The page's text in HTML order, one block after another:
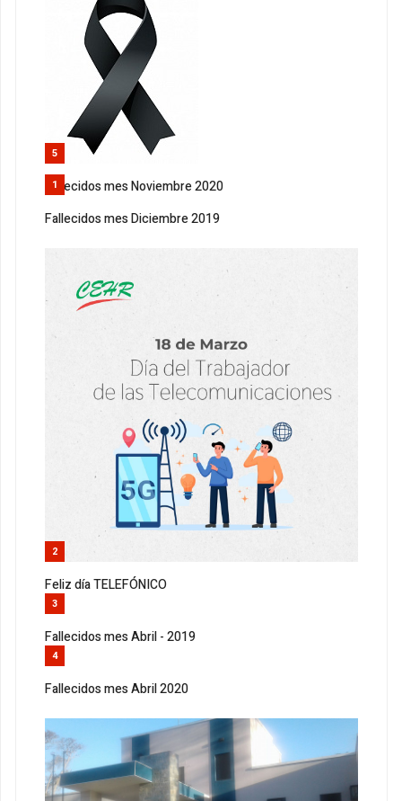
5
Fallecidos mes Noviembre 2020
1
Fallecidos mes Diciembre 2019
2
Feliz día TELEFÓNICO
3
Fallecidos mes Abril - 2019
4
Fallecidos mes Abril 2020